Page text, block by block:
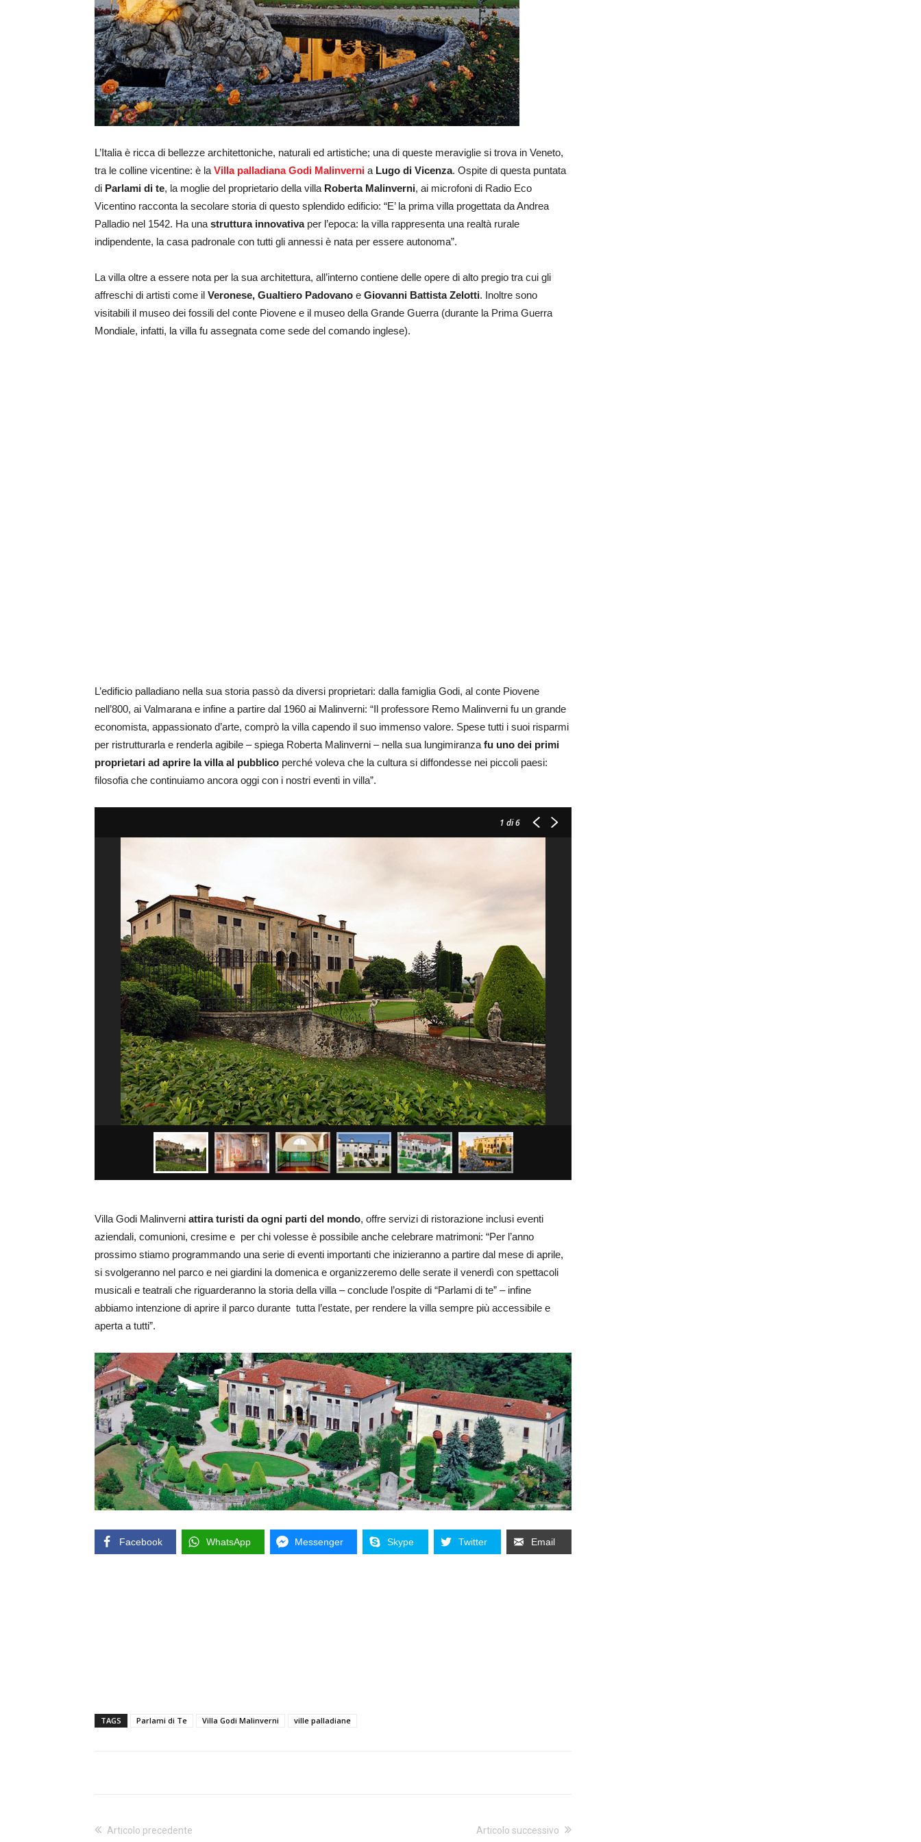
L’Italia è ricca di bellezze architettoniche, naturali ed artistiche; una di queste meraviglie si trova in Veneto,
tra le colline vicentine: è la Villa palladiana Godi Malinverni a Lugo di Vicenza. Ospite di questa puntata
di Parlami di te, la moglie del proprietario della villa Roberta Malinverni, ai microfoni di Radio Eco
Vicentino racconta la secolare storia di questo splendido edificio: “E’ la prima villa progettata da Andrea
Palladio nel 1542. Ha una struttura innovativaper l’epoca: la villa rappresenta una realtà rurale
indipendente, la casa padronale con tutti gli annessi è nata per essere autonoma”.
La villa oltre a essere nota per la sua architettura, all’interno contiene delle opere di alto pregio tra cui gli
affreschi di artisti come il Veronese, Gualtiero Padovano e Giovanni Battista Zelotti. Inoltre sono
visitabili il museo dei fossili del conte Piovene e il museo della Grande Guerra (durante la Prima Guerra
Mondiale, infatti, la villa fu assegnata come sede del comando inglese).
L’edificio palladiano nella sua storia passò da diversi proprietari: dalla famiglia Godi, al conte Piovene
nell’800, ai Valmarana e infine a partire dal 1960 ai Malinverni: “Il professore Remo Malinverni fu un grande
economista, appassionato d’arte, comprò la villa capendo il suo immenso valore. Spese tutti i suoi risparmi
per ristrutturarla e renderla agibile – spiega Roberta Malinverni – nella sua lungimiranza fu uno dei primi
proprietari ad aprire la villa al pubblico perché voleva che la cultura si diffondesse nei piccoli paesi:
filosofia che continuiamo ancora oggi con i nostri eventi in villa”.
1 di 6
Villa Godi Malinverni attira turisti da ogni parti del mondo, offre servizi di ristorazione inclusi eventi
aziendali, comunioni, cresime e per chi volesse è possibile anche celebrare matrimoni: “Per l’anno
prossimo stiamo programmando una serie di eventi importanti che inizieranno a partire dal mese di aprile,
si svolgeranno nel parco e nei giardini la domenica e organizzeremo delle serate il venerdì con spettacoli
musicali e teatrali che riguarderanno la storia della villa – conclude l’ospite di “Parlami di te” – infine
abbiamo intenzione di aprire il parco durante tutta l’estate, per rendere la villa sempre più accessibile e
aperta a tutti”.
Facebook WhatsApp Messenger Skype Twitter Email
TAGS Parlami di Te Villa Godi Malinverni ville palladiane
Articolo precedente Articolo successivo